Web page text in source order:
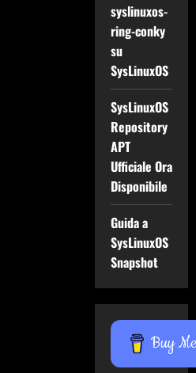
syslinuxos-
ring-conky
su
SysLinuxOS
SysLinuxOS
Repository
APT
Ufficiale Ora
Disponibile
Guida a
SysLinuxOS
Snapshot
Buy